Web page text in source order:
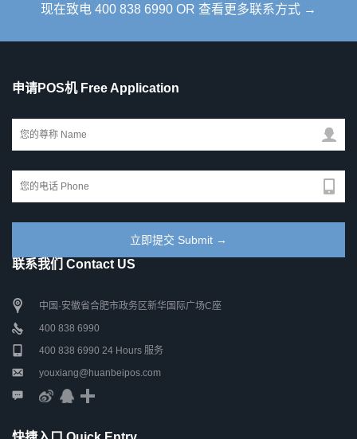
现在致电 400 838 6990 OR 查看更多联系方式 →
申请POS机 Free Application
联系我们 Contact US
中国·安徽省合肥市政务区新华国际广场C座
400 838 6990
400 838 6990 24 Hours 服务
youxiang@huanbeipos.com